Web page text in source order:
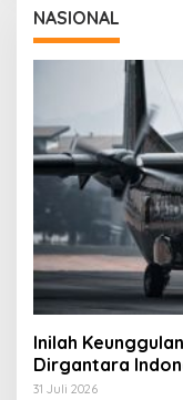
NASIONAL
Inilah
Dirgantara
Operasi TNI
31 Juli 2026